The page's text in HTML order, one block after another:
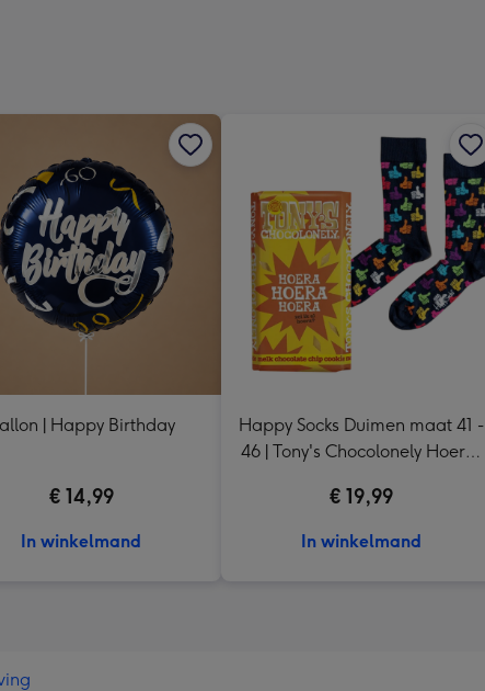
| Happy Birthday
€ 14,99
In winkelmand
Happy Socks Duimen maat 41 -
46 | Tony's Chocolonely Hoera,
€ 19,99
In winkelmand